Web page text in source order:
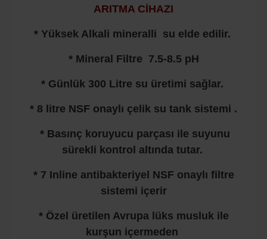
ARITMA CİHAZI
* Yüksek Alkali mineralli su elde edilir.
* Mineral Filtre 7.5-8.5 pH
* Günlük 300 Litre su üretimi sağlar.
* 8 litre NSF onaylı çelik su tank sistemi .
* Basınç koruyucu parçası ile suyunu
sürekli kontrol altında tutar.
* 7 Inline antibakteriyel NSF onaylı filtre
sistemi içerir
* Özel üretilen Avrupa lüks musluk ile
kurşun içermeden